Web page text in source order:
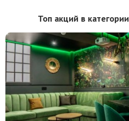
Топ акций в категории